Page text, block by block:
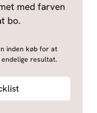
med farven
bo.
inden køb for at
resultat.